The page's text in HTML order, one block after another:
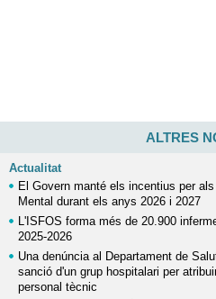
ALTRES
Actualitat
El Govern manté els incentius per
Mental durant els anys 2026 i 2027
L'ISFOS forma més de 20.900
2025-2026
Una denúncia al Departament de
sanció d'un grup hospitalari per
personal tècnic